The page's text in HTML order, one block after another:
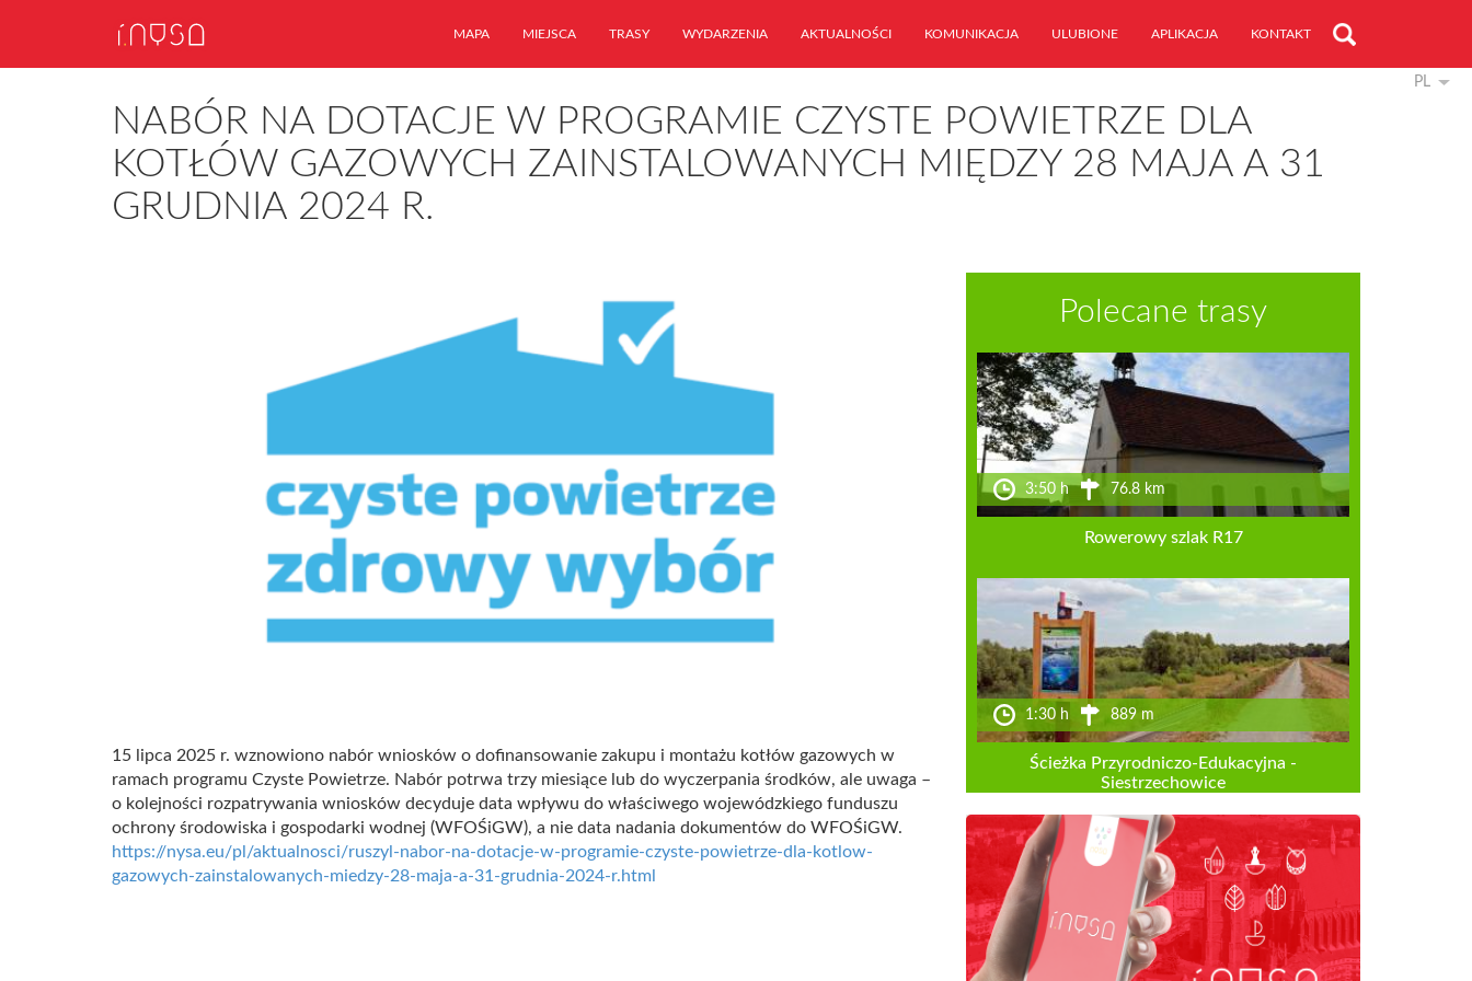
MAPA MIEJSCA TRASY WYDARZENIA AKTUALNOŚCI KOMUNIKACJA ULUBIONE APLIKACJA KONTAKT
PL
NABÓR NA DOTACJE W PROGRAMIE CZYSTE POWIETRZE DLA
KOTŁÓW GAZOWYCH ZAINSTALOWANYCH MIĘDZY 28 MAJA A 31
GRUDNIA 2024 R.
15 lipca 2025 r. wznowiono nabór wniosków o dofinansowanie zakupu i montażu kotłów gazowych w
ramach programu Czyste Powietrze. Nabór potrwa trzy miesiące lub do wyczerpania środków, ale uwaga –
o kolejności rozpatrywania wniosków decyduje data wpływu do właściwego wojewódzkiego funduszu
ochrony środowiska i gospodarki wodnej (WFOŚiGW), a nie data nadania dokumentów do WFOŚiGW.
https://nysa.eu/pl/aktualnosci/ruszyl-nabor-na-dotacje-w-programie-czyste-powietrze-dla-kotlow-
gazowych-zainstalowanych-miedzy-28-maja-a-31-grudnia-2024-r.html
Polecane trasy
3:50 h 76.8 km
Rowerowy szlak R17
1:30 h 889 m
Ścieżka Przyrodniczo-Edukacyjna -
Siestrzechowice